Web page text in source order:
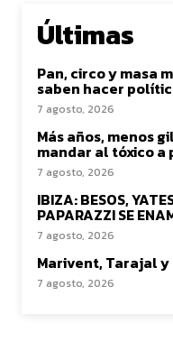
Últimas
Pan, circo y masa
saben hacer
7 agosto, 2026
Más años, menos
mandar al tóxico a
7 agosto, 2026
IBIZA: BESOS,
PAPARAZZI SE
7 agosto, 2026
Marivent, Tarajal
7 agosto, 2026